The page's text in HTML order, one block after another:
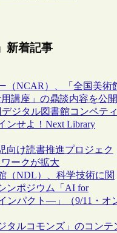
新着記事
（NCAR）、「全国美術
講座」の鼎談内容を公開
ジタル図書館コンペティ
ンせよ！Next Library
向け読書推進プロジェク
ワークが拡大
（NDL）、科学技術に関
ンポジウム「AI for
ンパクト―」（9/11・オ
タルコモンズ」のコンテ